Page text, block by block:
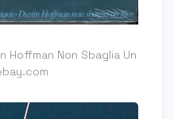
Hoffman Non Sbaglia Un